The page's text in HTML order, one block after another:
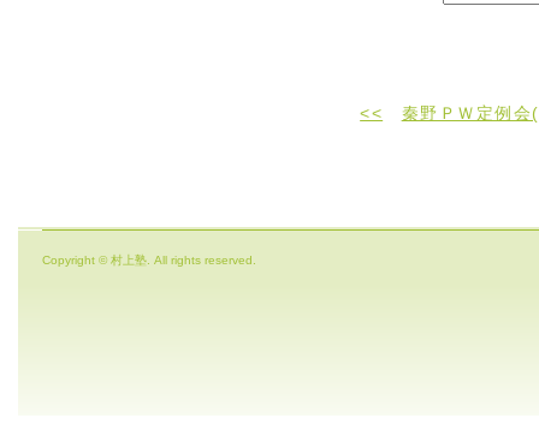
<< 秦野ＰＷ定例
Copyright © 村上塾. All rights reserved.